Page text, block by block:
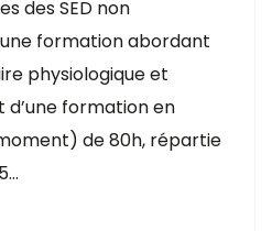
des SED non
formation abordant
physiologique et
d’une formation en
de 80h, répartie